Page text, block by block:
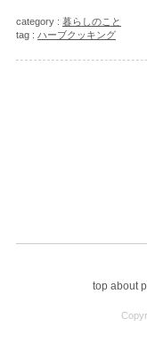
category : 暮らしのこと
tag : ハーブクッキング
top about